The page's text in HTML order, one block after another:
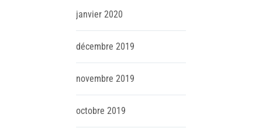
janvier 2020
décembre 2019
novembre 2019
octobre 2019